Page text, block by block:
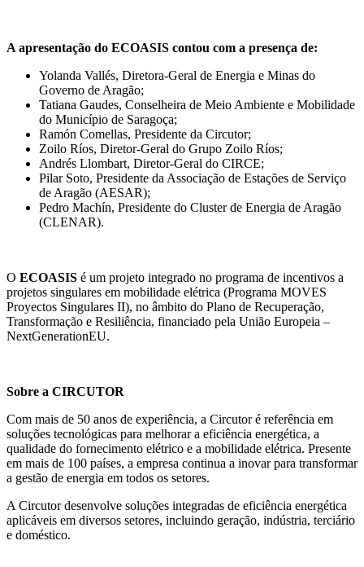
A apresentação do ECOASIS contou com a presença de:
Yolanda Vallés, Diretora-Geral de Energia e Minas do
Governo de Aragão;
Tatiana Gaudes, Conselheira de Meio Ambiente e Mobilidade
do Município de Saragoça;
Ramón Comellas, Presidente da Circutor;
Zoilo Ríos, Diretor-Geral do Grupo Zoilo Ríos;
Andrés Llombart, Diretor-Geral do CIRCE;
Pilar Soto, Presidente da Associação de Estações de Serviço
de Aragão (AESAR);
Pedro Machín, Presidente do Cluster de Energia de Aragão
(CLENAR).
O ECOASIS é um projeto integrado no programa de incentivos a
projetos singulares em mobilidade elétrica (Programa MOVES
Proyectos Singulares II), no âmbito do Plano de Recuperação,
Transformação e Resiliência, financiado pela União Europeia –
NextGenerationEU.
Sobre a CIRCUTOR
Com mais de 50 anos de experiência, a Circutor é referência em
soluções tecnológicas para melhorar a eficiência energética, a
qualidade do fornecimento elétrico e a mobilidade elétrica. Presente
em mais de 100 países, a empresa continua a inovar para transformar
a gestão de energia em todos os setores.
A Circutor desenvolve soluções integradas de eficiência energética
aplicáveis em diversos setores, incluindo geração, indústria, terciário
e doméstico.